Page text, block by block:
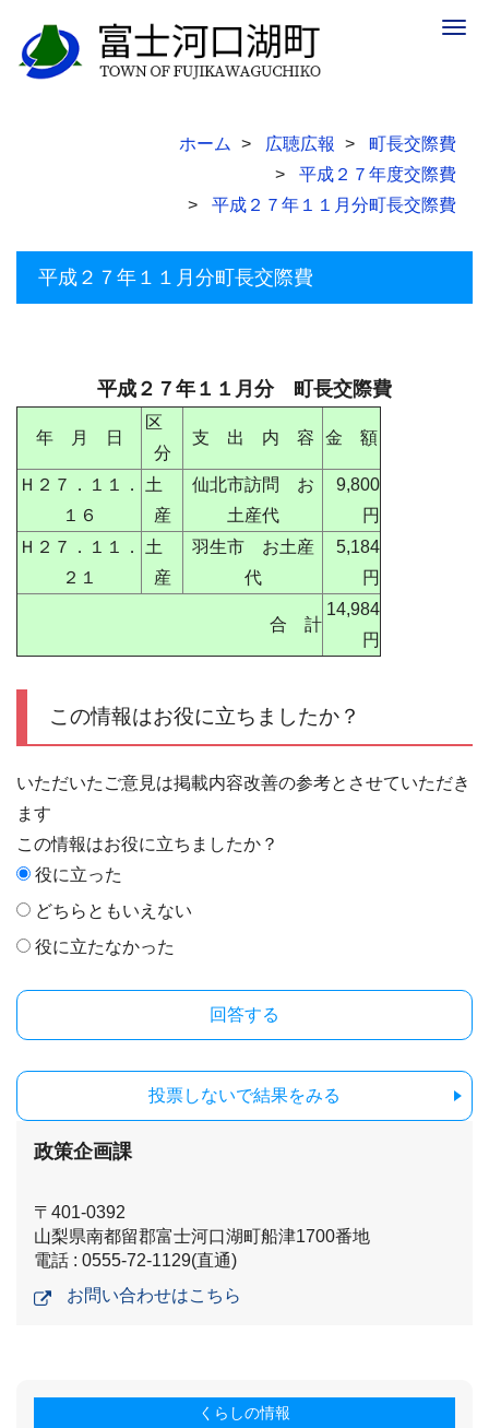
ホーム 広聴広報
町長交際費
平成２７年度交際費
平成２７年１１月分町長交際費
平成２７年１１月分町長交際費
平成２７年１１月分 町長交際費
年 月 日
区
分
支 出 内 容 金 額
Ｈ２７．１１．
１６
土
産
仙北市訪問 お
土産代
9,800
円
Ｈ２７．１１．
２１
土
産
羽生市 お土産
代
5,184
円
合 計
14,984
円
この情報はお役に立ちましたか？
いただいたご意見は掲載内容改善の参考とさせていただき
ます
この情報はお役に立ちましたか？
役に立った
どちらともいえない
役に立たなかった
投票しないで結果をみる
政策企画課
〒401-0392
山梨県南都留郡富士河口湖町船津1700番地
電話 : 0555-72-1129(直通)
お問い合わせはこちら
くらしの情報